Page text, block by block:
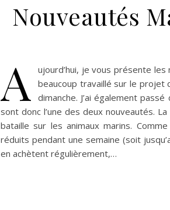
Nouveautés
A
ujourd’hui, je vous présente
beaucoup travaillé sur le projet
dimanche. J’ai également
sont donc l’une des deux nouveautés.
bataille sur les animaux marins.
réduits pendant une semaine (soit
en achètent régulièrement,…